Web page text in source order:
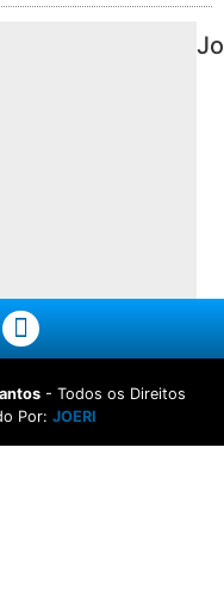
Jo
- Todos os Direitos
Por: JOERI